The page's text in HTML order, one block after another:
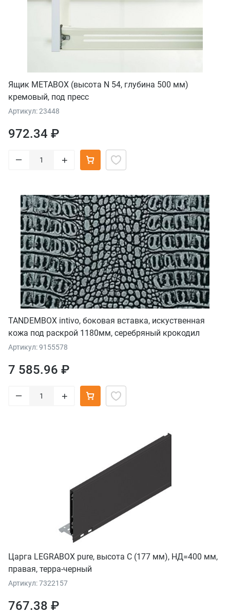
Ящик METABOX (высота N 54, глубина 500 мм)
кремовый, под пресс
Артикул: 23448
972.34 ₽
– +
TANDEMBOX intivo, боковая вставка, искуственная
кожа под раскрой 1180мм, серебряный крокодил
Артикул: 9155578
7 585.96 ₽
– +
Царга LEGRABOX pure, высота C (177 мм), НД=400 мм,
правая, терра-черный
Артикул: 7322157
767.38 ₽